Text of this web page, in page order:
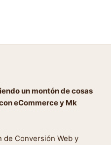
un montón de cosas
eCommerce y Mk
de Conversión Web y